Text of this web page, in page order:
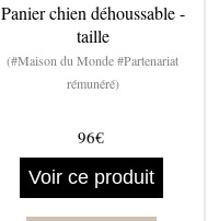
Panier chien déhoussable -
taille
(#Maison du Monde #Partenariat
rémunéré)
96€
Voir ce produit